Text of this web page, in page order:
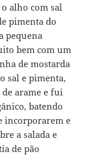
alho com sal
pimenta do
pequena
bem com um
de mostarda
sal e pimenta,
arame e fui
batendo
incorporarem e
a salada e
de pão